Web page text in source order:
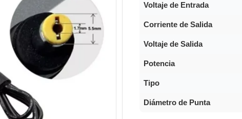
Voltaje de Entrada
Corriente de Salida
Voltaje de Salida
Potencia
Tipo
Diámetro de Punta